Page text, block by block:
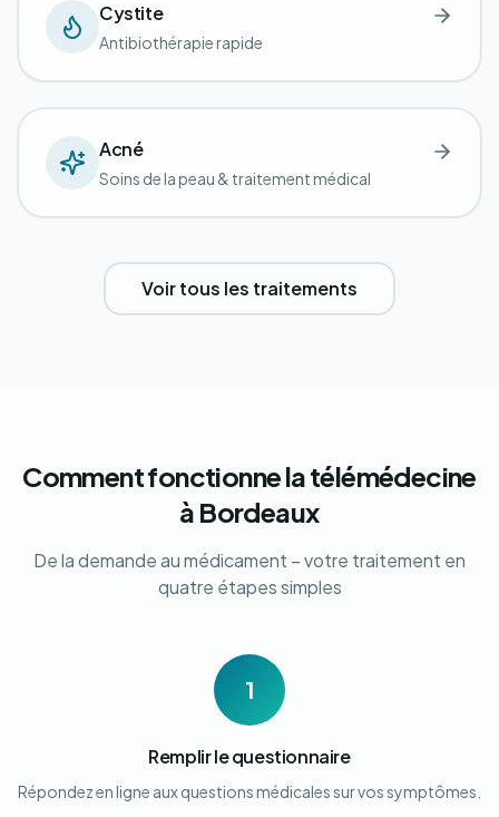
Cystite
Antibiothérapie rapide
Acné
Soins de la peau & traitement médical
Voir tous les traitements
Comment fonctionne la télémédecine
à Bordeaux
De la demande au médicament – votre traitement en
quatre étapes simples
1
Remplir le questionnaire
Répondez en ligne aux questions médicales sur vos symptômes.